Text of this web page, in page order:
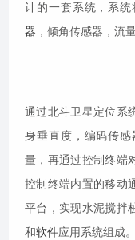
计的一套系统，系
器 ，倾角传感器，流
通过北斗卫星定位系
身垂直度，编码传
量，再通过控制终端
控制终端内置的移动
平台，实现水泥搅拌
和软件应用系统组成。